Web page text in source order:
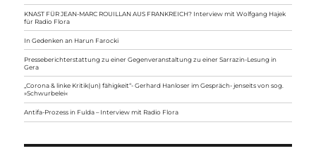
KNAST FÜR JEAN-MARC ROUILLAN AUS FRANKREICH? Interview mit Wolfgang Hajek
für Radio Flora
In Gedenken an Harun Farocki
Presseberichterstattung zu einer Gegenveranstaltung zu einer Sarrazin-Lesung in
Gera
„Corona & linke Kritik(un) fähigkeit“- Gerhard Hanloser im Gespräch- jenseits von sog.
»Schwurbelei«
Antifa-Prozess in Fulda – Interview mit Radio Flora